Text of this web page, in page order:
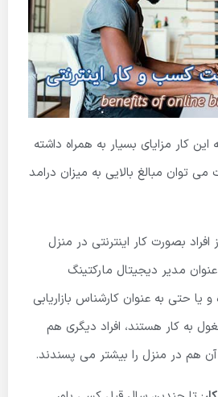
کار مزایای بسیار به همراه داشته
توان مبالغ بالایی به میزان درامد
افراد بصورت کار اینترنتی در منزل
مدیر دیجیتال مارکتینگ
یا حتی به عنوان کارشناس بازاریابی
به کار هستند، افراد دیگری هم
هم در منزل را بیشتر می پسندند.